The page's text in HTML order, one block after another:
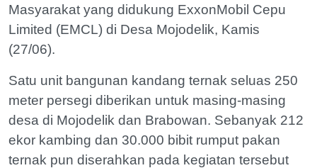
Masyarakat yang didukung ExxonMobil Cepu
Limited (EMCL) di Desa Mojodelik, Kamis
(27/06).
Satu unit bangunan kandang ternak seluas 250
meter persegi diberikan untuk masing-masing
desa di Mojodelik dan Brabowan. Sebanyak 212
ekor kambing dan 30.000 bibit rumput pakan
ternak pun diserahkan pada kegiatan tersebut